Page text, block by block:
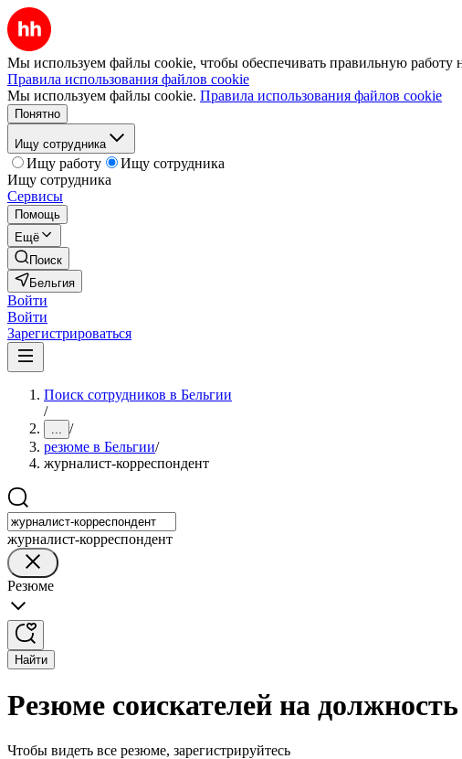
Мы используем файлы cookie, чтобы обеспечивать правильную работу
Правила использования файлов cookie
Мы используем файлы cookie. Правила использования файлов cookie
Понятно
Ищу сотрудника
Ищу работу
Ищу сотрудника
Ищу сотрудника
Сервисы
Помощь
Ещё
Поиск
Бельгия
Войти
Войти
Зарегистрироваться
Поиск сотрудников в Бельгии
/
... /
резюме в Бельгии/
журналист-корреспондент
журналист-корреспондент
Резюме
Найти
Резюме соискателей на
Чтобы видеть все резюме, зарегистрируйтесь